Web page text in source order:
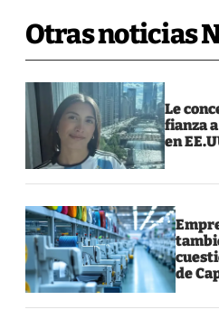
Otras noticias
Le
fianza
en
de